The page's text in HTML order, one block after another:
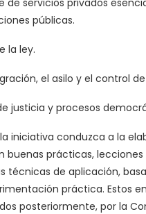
públicas.
la ley.
el asilo y el control
justicia y procesos
iniciativa conduzca a la
buenas prácticas, lecciones
técnicas de aplicación,
práctica. Estos
posteriormente, por la